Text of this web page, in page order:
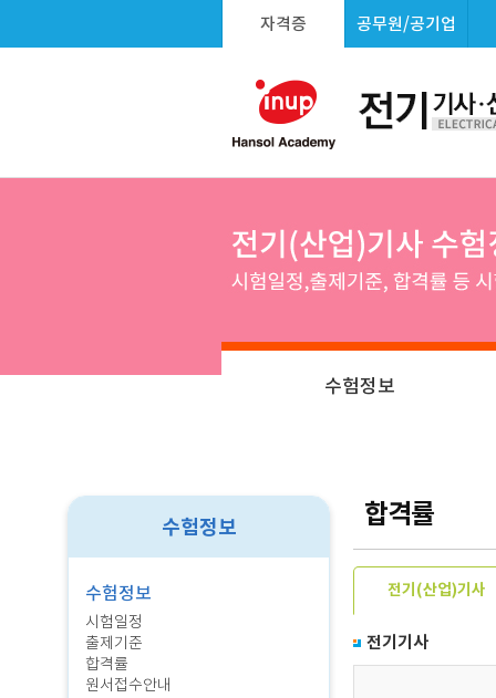
자격증 공무원/공기업
수험정보
합격률
전기(산업)기사
전기기사
수험정보
수험정보
시험일정
출제기준
합격률
원서접수안내